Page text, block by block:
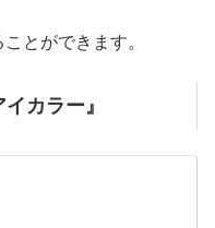
とができます。
カラー』